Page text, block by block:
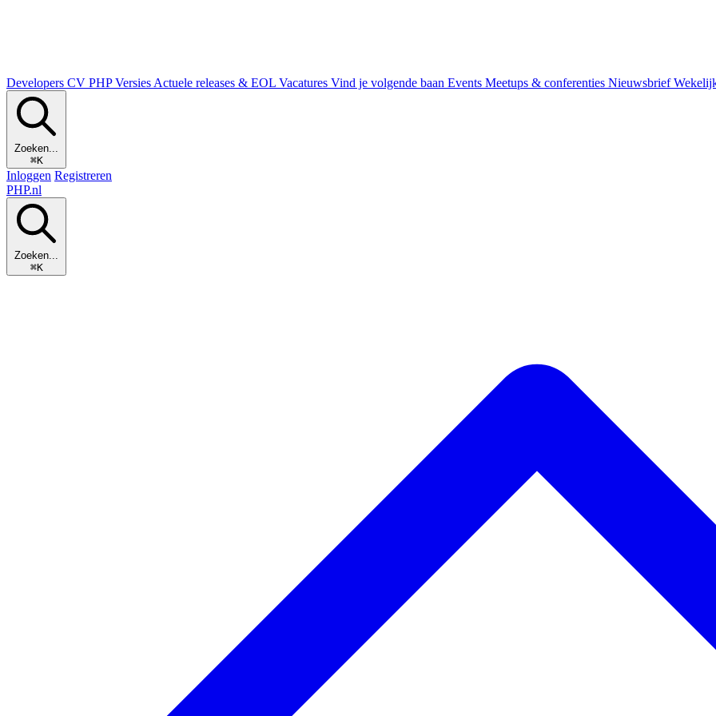
Developers CV PHP Versies Actuele releases & EOL Vacatures Vind je volgende baan Events Meetups & conferenties Nieuwsbrief
Zoeken...
⌘K
Inloggen Registreren
PHP.nl
Zoeken...
⌘K